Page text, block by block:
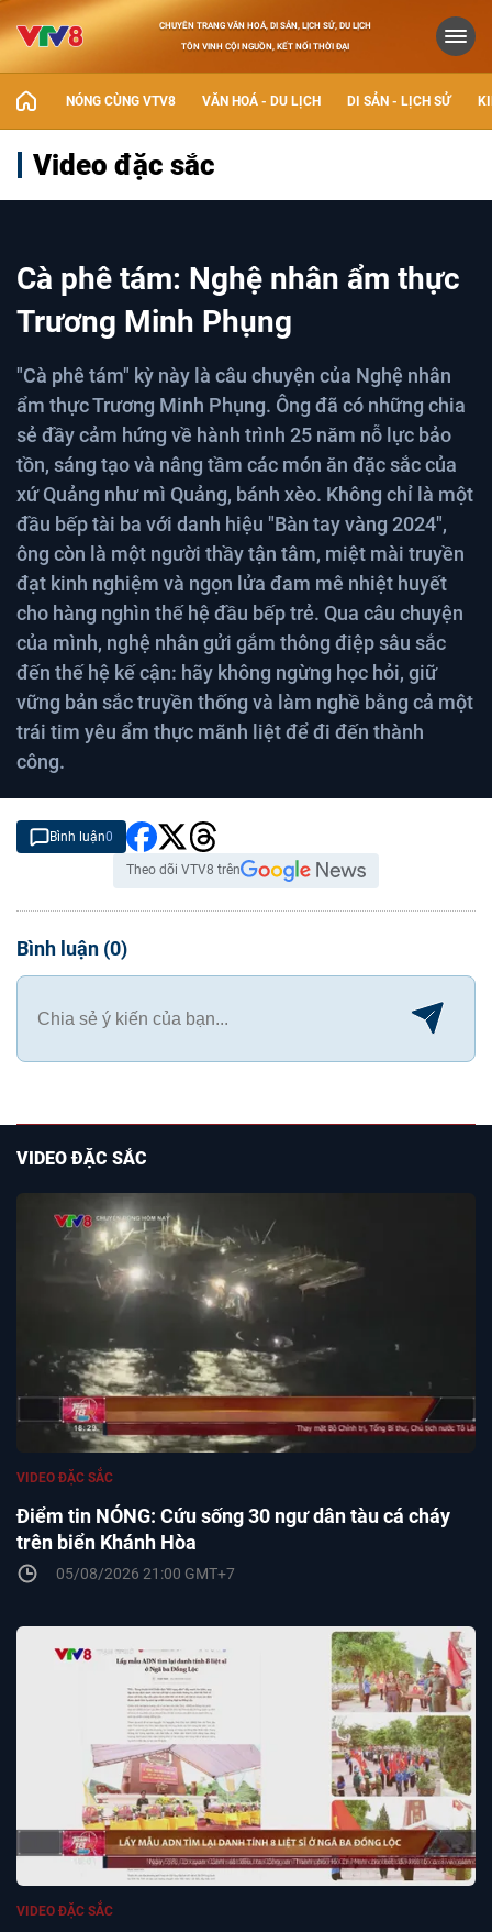
CHUYÊN TRANG VĂN HOÁ, DI SẢN, LỊCH SỬ, DU LỊCH
TÔN VINH CỘI NGUỒN, KẾT NỐI THỜI ĐẠI
NÓNG CÙNG VTV8 VĂN HOÁ - DU LỊCH DI SẢN - LỊCH SỬ
Video đặc sắc
Cà phê tám: Nghệ nhân ẩm thực
Trương Minh Phụng
"Cà phê tám" kỳ này là câu chuyện của Nghệ nhân
ẩm thực Trương Minh Phụng. Ông đã có những chia
sẻ đầy cảm hứng về hành trình 25 năm nỗ lực bảo
tồn, sáng tạo và nâng tầm các món ăn đặc sắc của
xứ Quảng như mì Quảng, bánh xèo. Không chỉ là một
đầu bếp tài ba với danh hiệu "Bàn tay vàng 2024",
ông còn là một người thầy tận tâm, miệt mài truyền
đạt kinh nghiệm và ngọn lửa đam mê nhiệt huyết
cho hàng nghìn thế hệ đầu bếp trẻ. Qua câu chuyện
của mình, nghệ nhân gửi gắm thông điệp sâu sắc
đến thế hệ kế cận: hãy không ngừng học hỏi, giữ
vững bản sắc truyền thống và làm nghề bằng cả một
trái tim yêu ẩm thực mãnh liệt để đi đến thành
công.
Bình luận0
Theo dõi VTV8 trên
Bình luận (0)
VIDEO ĐẶC SẮC
Điểm tin NÓNG: Cứu sống 30 ngư dân tàu cá cháy
trên biển Khánh Hòa
VIDEO ĐẶC SẮC
05/08/2026 21:00 GMT+7
VIDEO ĐẶC SẮC